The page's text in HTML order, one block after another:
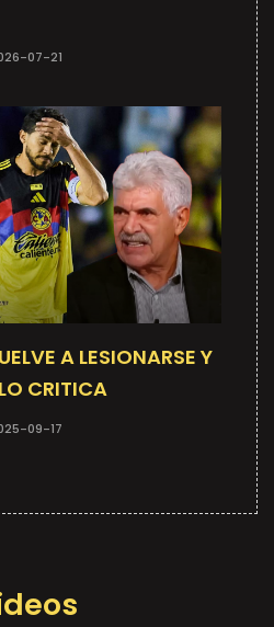
07-21
A LESIONARSE Y
CRITICA
09-17